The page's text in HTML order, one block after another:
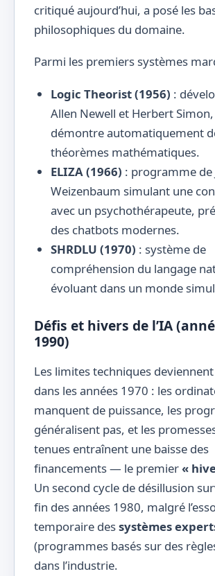
critiqué aujourd’hui, a posé les
philosophiques du domaine.
Parmi les premiers systèmes
Logic Theorist (1956) :
Allen Newell et Herbert
démontre automatiquement
théorèmes mathématiques.
ELIZA (1966) : programme de
Weizenbaum simulant une
avec un psychothérapeute,
des chatbots modernes.
SHRDLU (1970) : système de
compréhension du langage
évoluant dans un monde
Défis et hivers de l’IA
1990)
Les limites techniques
dans les années 1970 : les
manquent de puissance, les
généralisent pas, et les
tenues entraînent une baisse des
financements — le premier«
Un second cycle de désillusion
fin des années 1980, malgré
temporaire dessystèmes
(programmes basés sur des
dans l’industrie.